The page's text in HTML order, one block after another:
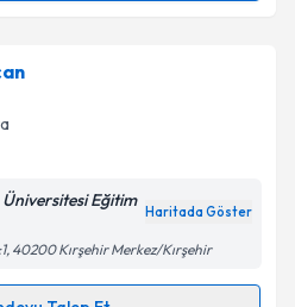
Talebini Gönder
randevu almanız için bir
e-posta ile bilgilendireceğiz.
işlenmesine ilişkinAydınlatma
Üniversitesi Eğitim
Haritada Göster
40200 Kırşehir Merkez/Kırşehir